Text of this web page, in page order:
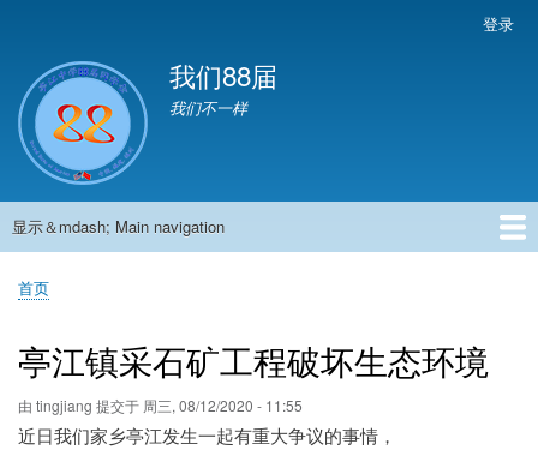
到
主
account
menu
登录
我们88届
我们不一样
Main
显示＆mdash; Main navigation
首页
881班动态
882班动态
883班动态
884班动态
56班动态
留言板
申请用户
面
屑
首页
亭江镇采石矿工程破坏生态环境
由 tingjiang 提交于 周三, 08/12/2020 - 11:55
近日我们家乡亭江发生一起有重大争议的事情，